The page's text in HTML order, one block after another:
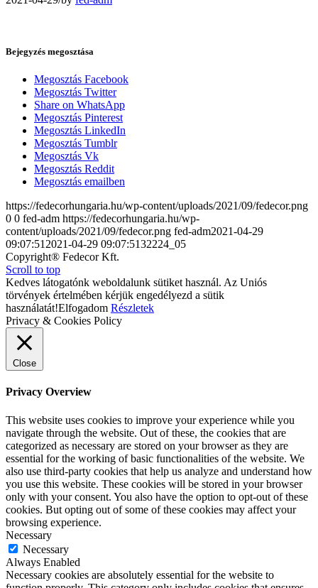
Bejegyzés megosztása
Megosztás Facebook
Megosztás Twitter
Share on WhatsApp
Megosztás Pinterest
Megosztás LinkedIn
Megosztás Tumblr
Megosztás Vk
Megosztás Reddit
Megosztás emailben
https://fedecorhungaria.hu/wp-content/uploads/2021/09/fedecor.png
0 0 fed-adm https://fedecorhungaria.hu/wp-
content/uploads/2021/09/fedecor.png fed-adm2021-04-29
09:07:51 2021-04-29 09:07:5132224_05
Copyright® Fedecor Kft.
Scroll to top
Kedves látogatónk weboldalunk sütiket használ. Az Uniós
törvények értelmében kérjük engedélyezd a sütik
használatát!Elfogadom Részletek
Privacy & Cookies Policy
Close
Privacy Overview
This website uses cookies to improve your experience while you
navigate through the website. Out of these, the cookies that are
categorized as necessary are stored on your browser as they are
essential for the working of basic functionalities of the website. We
also use third-party cookies that help us analyze and understand how
you use this website. These cookies will be stored in your browser
only with your consent. You also have the option to opt-out of these
cookies. But opting out of some of these cookies may affect your
browsing experience.
Necessary
Necessary
Always Enabled
Necessary cookies are absolutely essential for the website to